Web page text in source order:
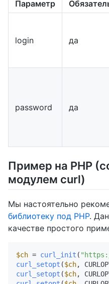
Параметр
login да
password да
Пример на PHP
модулем curl)
Мы настоятельно
библиотеку под PHP.
качестве простого
$ch = curl_init (
curl_setopt ($ch,
curl_setopt ($ch,